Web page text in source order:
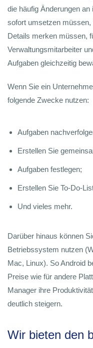
die häufig Änderungen
sofort umsetzen
Details merken müssen,
Verwaltungsmitarbeiter
Aufgaben gleichzeitig
Wenn Sie ein
folgende Zwecke nutzen:
Aufgaben
Erstellen Sie
Aufgaben festlegen;
Erstellen Sie To-Do-
Und vieles mehr.
Darüber hinaus können
Betriebssystem nutzen
Mac, Linux). So Android
Preise wie für andere
Manager ihre
deutlich steigern.
Wir bieten den